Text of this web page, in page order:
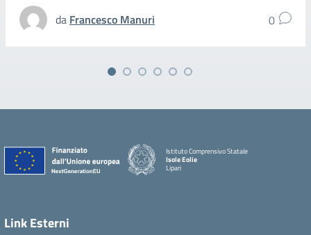
da Francesco Manuri 0
Istituto Comprensivo Statale
Isole Eolie
Lipari
Link Esterni